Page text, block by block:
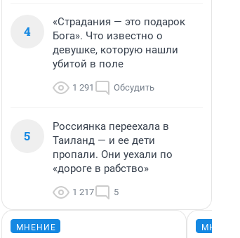
4
«Страдания — это подарок
Бога». Что известно о
девушке, которую нашли
убитой в поле
1 291 Обсудить
5
Россиянка переехала в
Таиланд — и ее дети
пропали. Они уехали по
«дороге в рабство»
1 217 5
МНЕНИЕ